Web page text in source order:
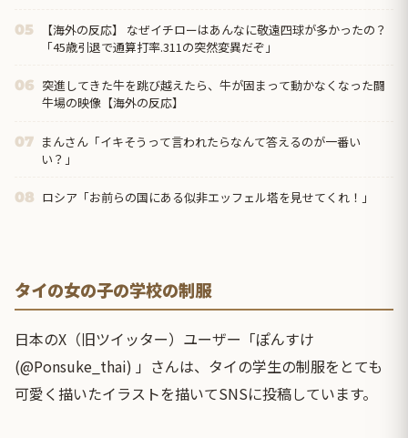
05
【海外の反応】 なぜイチローはあんなに敬遠四球が多かったの？
「45歳引退で通算打率.311の突然変異だぞ」
06 突進してきた牛を跳び越えたら、牛が固まって動かなくなった闘
牛場の映像【海外の反応】
07 まんさん「イキそうって言われたらなんて答えるのが一番い
い？」
08 ロシア「お前らの国にある似非エッフェル塔を見せてくれ！」
タイの女の子の学校の制服
日本のX（旧ツイッター）ユーザー「ぽんすけ
(@Ponsuke_thai) 」さんは、タイの学生の制服をとても
可愛く描いたイラストを描いてSNSに投稿しています。